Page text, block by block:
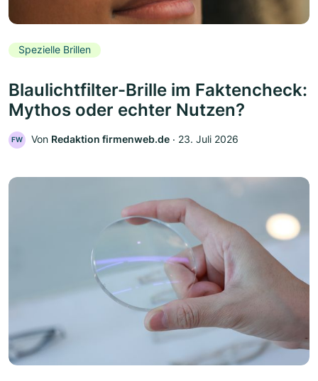
Spezielle Brillen
Blaulichtfilter-Brille im Faktencheck:
Mythos oder echter Nutzen?
FW Von Redaktion firmenweb.de ‧ 23. Juli 2026